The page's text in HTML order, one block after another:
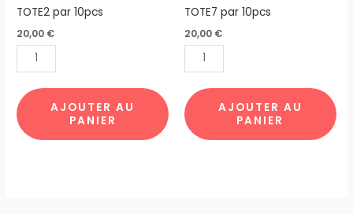
TOTE2 par 10pcs
20,00 €
TOTE
LA
GRAND
VAGUE
TOTE2
par
10pcs
AJOUTER AU
PANIER
TOTE7 par 10pcs
20,00 €
TOTE
FLEUR
JAPONAIS
TOTE7
par
10pcs
AJOUTER AU
PANIER